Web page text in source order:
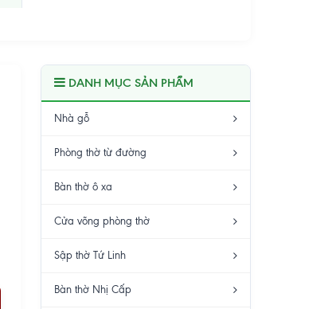
DANH MỤC SẢN PHẨM
Nhà gỗ
Phòng thờ từ đường
Bàn thờ ô xa
Cửa võng phòng thờ
Sập thờ Tứ Linh
Bàn thờ Nhị Cấp